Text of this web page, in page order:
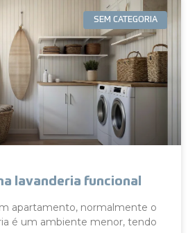
SEM CATEGORIA
lavanderia funcional
apartamento, normalmente o
é um ambiente menor, tendo